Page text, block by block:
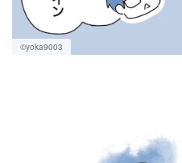
©yoka9003